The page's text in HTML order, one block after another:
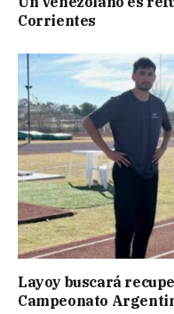
Corrientes
Layoy buscará
Campeonato